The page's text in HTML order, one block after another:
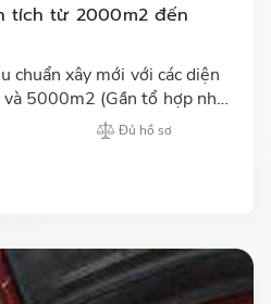
tích từ 2000m2 đến
chuẩn xây mới với các diện
5000m2 (Gần tổ hợp nhà
tại Khu công nghiệp
Đủ hồ sơ